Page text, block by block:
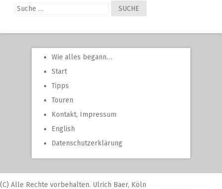
Suche
nach:
Wie alles begann…
Start
Tipps
Touren
Kontakt, Impressum
English
Datenschutzerklärung
(C) Alle Rechte vorbehalten. Ulrich Baer, Köln